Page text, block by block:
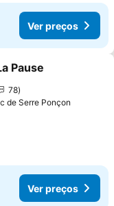
Ver preços
aos favoritos
Pause
78
de Serre Ponçon
Ver preços